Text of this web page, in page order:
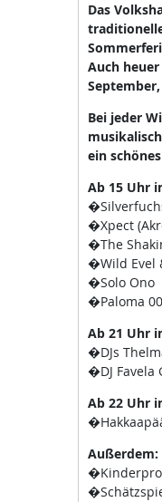
Das
Auch
Bei jeder
ein
Ab 15 Uhr
�Xpect
�The
�Wild Evel
�Solo Ono
�Paloma
Ab 21 Uhr
�DJs
�DJ Favela
Ab 22 Uhr
Außerdem: